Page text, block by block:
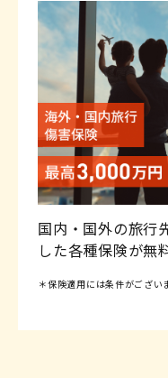
国内・国外の旅行
した各種保険が無
＊保険適用には条件がござい